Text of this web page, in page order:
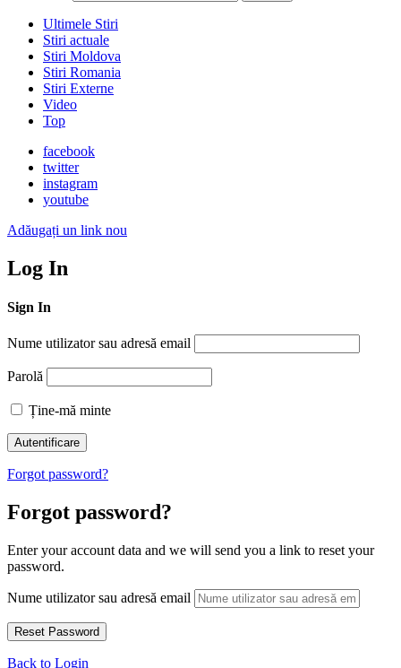
Ultimele Stiri
Stiri actuale
Stiri Moldova
Stiri Romania
Stiri Externe
Video
Top
facebook
twitter
instagram
youtube
Adăugați un link nou
Log In
Sign In
Nume utilizator sau adresă email
Parolă
Ține-mă minte
Forgot password?
Forgot password?
Enter your account data and we will send you a link to reset your
password.
Nume utilizator sau adresă email
Back to Login